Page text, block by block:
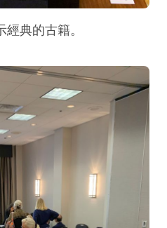
典的古籍。